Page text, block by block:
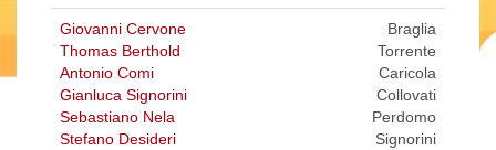
Giovanni Cervone
Thomas Berthold
Antonio Comi
Gianluca Signorini
Sebastiano Nela
Stefano Desideri
Braglia
Torrente
Caricola
Collovati
Perdomo
Signorini